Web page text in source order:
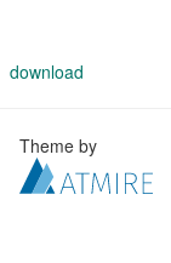
download
Theme by